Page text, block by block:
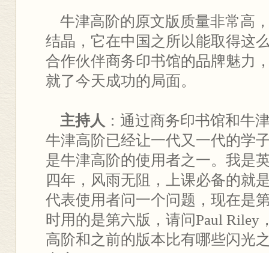
牛津高阶的原文版质量非常高
结晶，它在中国之所以能取得这
合作伙伴商务印书馆的品牌魅力
就了今天成功的局面。
主持人 ：通过商务印书馆和牛
牛津高阶已经让一代又一代的学
是牛津高阶的使用者之一。我是
四年，风雨无阻，上课必备的就
代表使用者问一个问题，现在是
时用的是第六版，请问Paul Riley
高阶和之前的版本比有哪些闪光